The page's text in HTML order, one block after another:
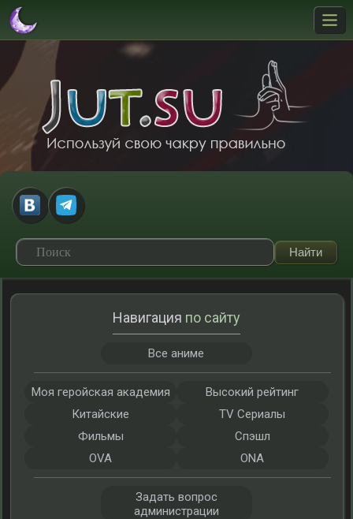
Навигация по сайту
Все аниме
Моя геройская академия
Высокий рейтинг
Китайские
TV Сериалы
Фильмы
Спэшл
OVA
ONA
Задать вопрос
администрации